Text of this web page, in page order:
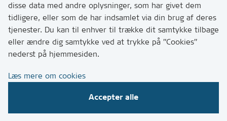
Links
Tilgængelighedserklæring
Cookies
CVR, EAN og betaling
Følg os på sociale medier
disse data med andre oplysninger, som har givet dem
tidligere, eller som de har indsamlet via din brug af deres
tjenester. Du kan til enhver til trække dit samtykke tilbage
eller ændre dig samtykke ved at trykke på ”Cookies”
nederst på hjemmesiden.
Læs mere om cookies
Accepter alle